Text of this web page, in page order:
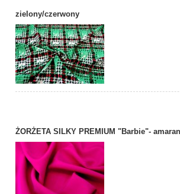
zielony/czerwony
ŻORŻETA SILKY PREMIUM "Barbie"-